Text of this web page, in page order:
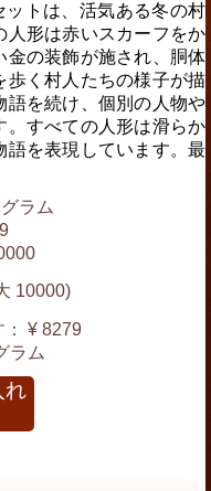
ットは、活気ある冬の村
人形は赤いスカーフをか
金の装飾が施され、胴体
歩く村人たちの様子が描
語を続け、個別の人物や
。すべての人形は滑らか
語を表現しています。最
ラム
10000)
¥ 8279
ラム
れ